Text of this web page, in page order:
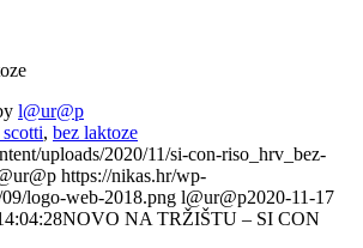
l@ur@p
, bez laktoze
uploads/2020/11/si-con-riso_hrv_bez-
https://nikas.hr/wp-
logo-web-2018.png l@ur@p2020-11-17
NOVO NA TRŽIŠTU – SI CON